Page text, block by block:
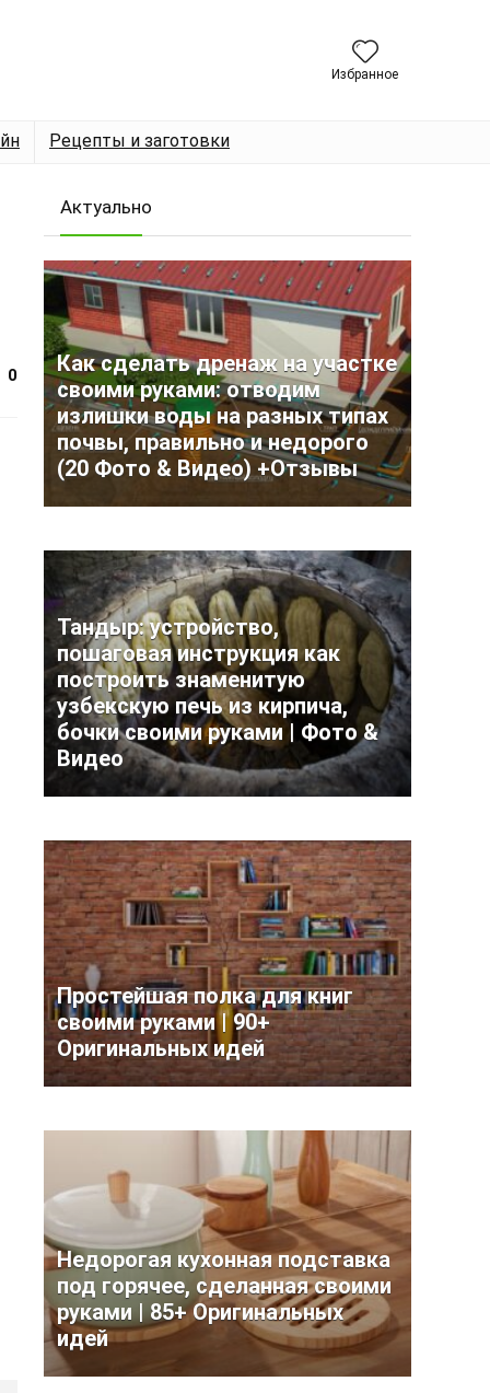
Избранное
Рецепты и заготовки
0
Актуально
Как сделать дренаж на участке
своими руками: отводим
излишки воды на разных типах
почвы, правильно и недорого
(20 Фото & Видео) +Отзывы
Тандыр: устройство,
пошаговая инструкция как
построить знаменитую
узбекскую печь из кирпича,
бочки своими руками | Фото &
Видео
Простейшая полка для книг
своими руками | 90+
Оригинальных идей
Недорогая кухонная подставка
под горячее, сделанная своими
руками | 85+ Оригинальных
идей